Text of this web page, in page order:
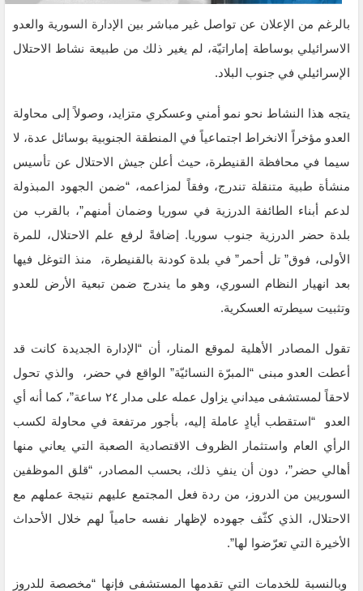
بالرغم من الإعلان عن تواصل غير مباشر بين الإدارة السورية والعدو
الاسرائيلي بوساطة إماراتيّة، لم يغير ذلك من طبيعة نشاط الاحتلال
الإسرائيلي في جنوب البلاد.
يتجه هذا النشاط نحو نمو أمني وعسكري متزايد، وصولاً إلى محاولة
العدو مؤخراً الانخراط اجتماعياً في المنطقة الجنوبية بوسائل عدة، لا
سيما في محافظة القنيطرة، حيث أعلن جيش الاحتلال عن تأسيس
منشأة طبية متنقلة تندرج، وفقاً لمزاعمه، “ضمن الجهود المبذولة
لدعم أبناء الطائفة الدرزية في سوريا وضمان أمنهم”، بالقرب من
بلدة حضر الدرزية جنوب سوريا. إضافةً لرفع علم الاحتلال، للمرة
الأولى، فوق” تل أحمر” في بلدة كودنة بالقنيطرة، منذ التوغل فيها
بعد انهيار النظام السوري، وهو ما يندرج ضمن تبعية الأرض للعدو
وتثبيت سيطرته العسكرية.
تقول المصادر الأهلية لموقع المنار، أن “الإدارة الجديدة كانت قد
أعطت العدو مبنى “المبرّة النسائيّة” الواقع في حضر، والذي تحول
لاحقاً لمستشفى ميداني يزاول عمله على مدار ٢٤ ساعة”، كما أنه أي
العدو “استقطب أيادٍ عاملة إليه، بأجور مرتفعة في محاولة لكسب
الرأي العام واستثمار الظروف الاقتصادية الصعبة التي يعاني منها
أهالي حضر”، دون أن ينفِ ذلك، بحسب المصادر، “قلق الموظفين
السوريين من الدروز، من ردة فعل المجتمع عليهم نتيجة عملهم مع
الاحتلال، الذي كثّف جهوده لإظهار نفسه حامياً لهم خلال الأحداث
الأخيرة التي تعرّضوا لها”.
وبالنسبة للخدمات التي تقدمها المستشفى فإنها “مخصصة للدروز